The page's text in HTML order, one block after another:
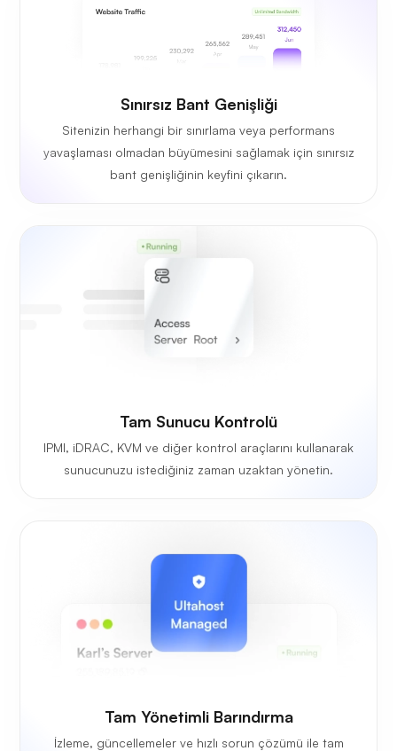
Sınırsız Bant Genişliği
Sitenizin herhangi bir sınırlama veya performans
yavaşlaması olmadan büyümesini sağlamak için sınırsız
bant genişliğinin keyfini çıkarın.
Tam Sunucu Kontrolü
IPMI, iDRAC, KVM ve diğer kontrol araçlarını kullanarak
sunucunuzu istediğiniz zaman uzaktan yönetin.
Tam Yönetimli Barındırma
İzleme, güncellemeler ve hızlı sorun çözümü ile tam